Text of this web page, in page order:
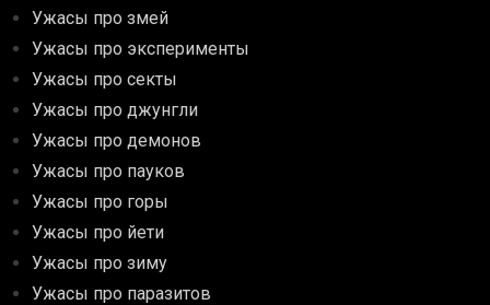
Ужасы про змей
Ужасы про эксперименты
Ужасы про секты
Ужасы про джунгли
Ужасы про демонов
Ужасы про пауков
Ужасы про горы
Ужасы про йети
Ужасы про зиму
Ужасы про паразитов